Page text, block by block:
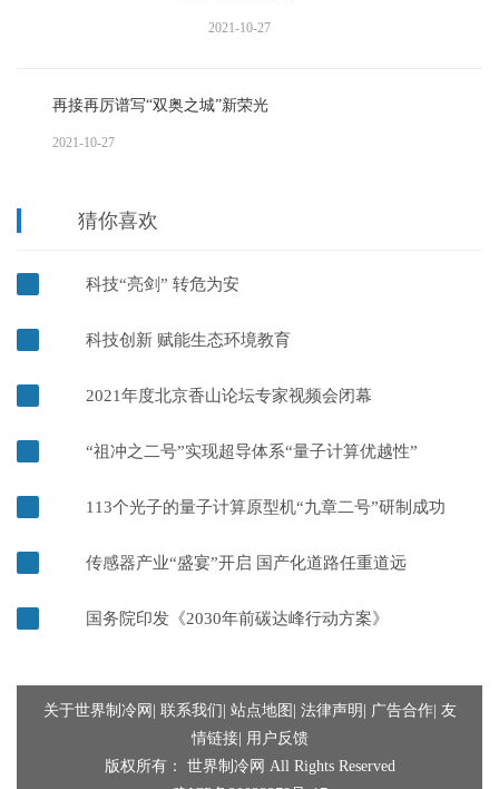
2021-10-27
再接再厉谱写“双奥之城”新荣光
2021-10-27
猜你喜欢
科技“亮剑” 转危为安
科技创新 赋能生态环境教育
2021年度北京香山论坛专家视频会闭幕
“祖冲之二号”实现超导体系“量子计算优越性”
113个光子的量子计算原型机“九章二号”研制成功
传感器产业“盛宴”开启 国产化道路任重道远
国务院印发《2030年前碳达峰行动方案》
关于世界制冷网 联系我们 站点地图 法律声明 广告合作| 友
情链接| 用户反馈
版权所有： 世界制冷网 All Rights Reserved